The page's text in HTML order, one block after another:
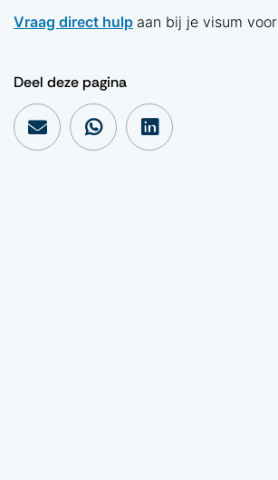
Vraag direct hulp aan bij je visum
Deel deze pagina